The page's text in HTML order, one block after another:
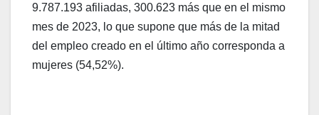
9.787.193 afiliadas, 300.623 más que en el mismo
mes de 2023, lo que supone que más de la mitad
del empleo creado en el último año corresponda a
mujeres (54,52%).